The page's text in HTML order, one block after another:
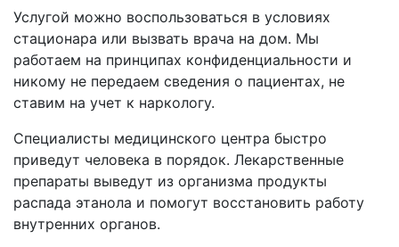
Услугой можно воспользоваться в условиях
стационара или вызвать врача на дом. Мы
работаем на принципах конфиденциальности и
никому не передаем сведения о пациентах, не
ставим на учет к наркологу.
Специалисты медицинского центра быстро
приведут человека в порядок. Лекарственные
препараты выведут из организма продукты
распада этанола и помогут восстановить работу
внутренних органов.